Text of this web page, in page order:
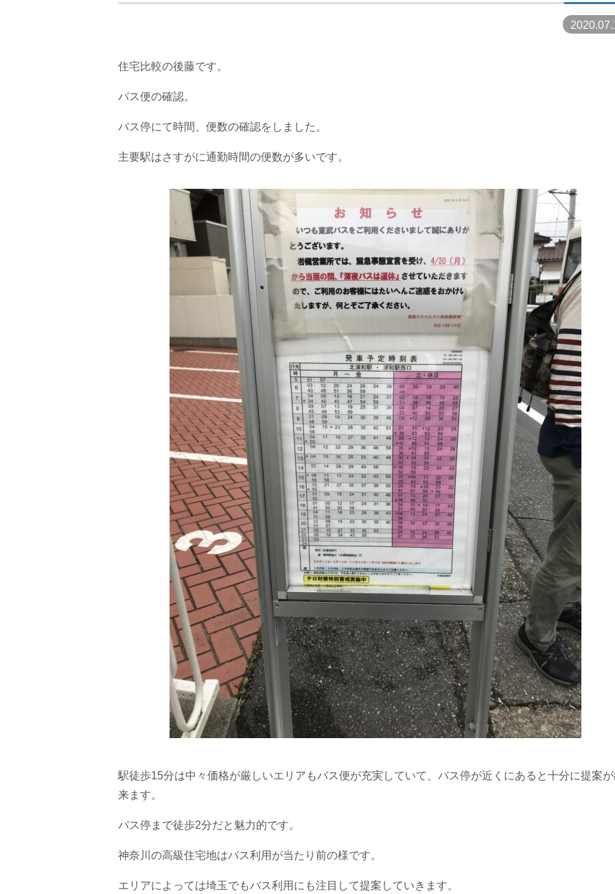
住宅比較の後藤です。
バス便の確認。
バス停にて時間、便数の確認をしました。
主要駅はさすがに通勤時間の便数が多いです。
駅徒歩15分は中々価格が厳しいエリアもバス便が充実していて、バス停が近くにあると十分に提案
来ます。
バス停まで徒歩2分だと魅力的です。
神奈川の高級住宅地はバス利用が当たり前の様です。
エリアによっては埼玉でもバス利用にも注目して提案していきます。